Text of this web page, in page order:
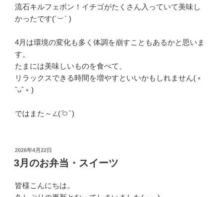
流石キルフェボン！イチゴがたくさん入っていて美味し
かったです(´︶` )
4月は環境の変化も多く体調を崩すこともあるかと思いま
す。
たまには美味しいものを食べて、
リラックスできる時間を増やすといいかもしれません(﹡
ˆᴗˆ﹡)
ではまた～∠( ᷇࿀ ᷆ )
投
稿
日:
2026年4月22日
3月のお弁当・スイーツ
皆様こんにちは。